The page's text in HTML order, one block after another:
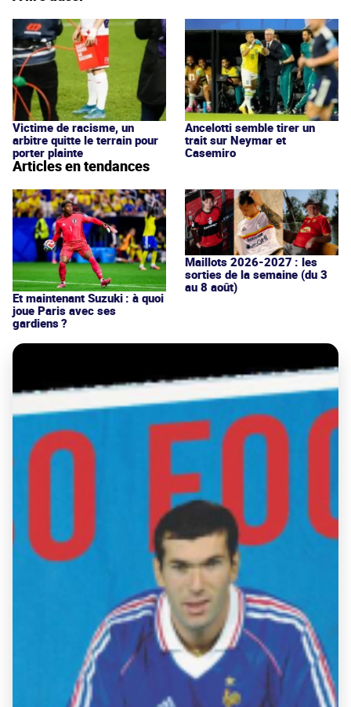
Victime de racisme, un
arbitre quitte le terrain pour
porter plainte
Ancelotti semble tirer un
trait sur Neymar et
Casemiro
Articles en tendances
Et maintenant Suzuki : à quoi
joue Paris avec ses
gardiens ?
Maillots 2026-2027 : les
sorties de la semaine (du 3
au 8 août)